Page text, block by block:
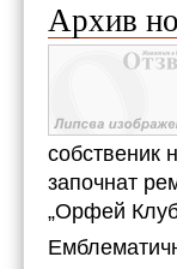
Архив
собственик
започнат
„Орфей